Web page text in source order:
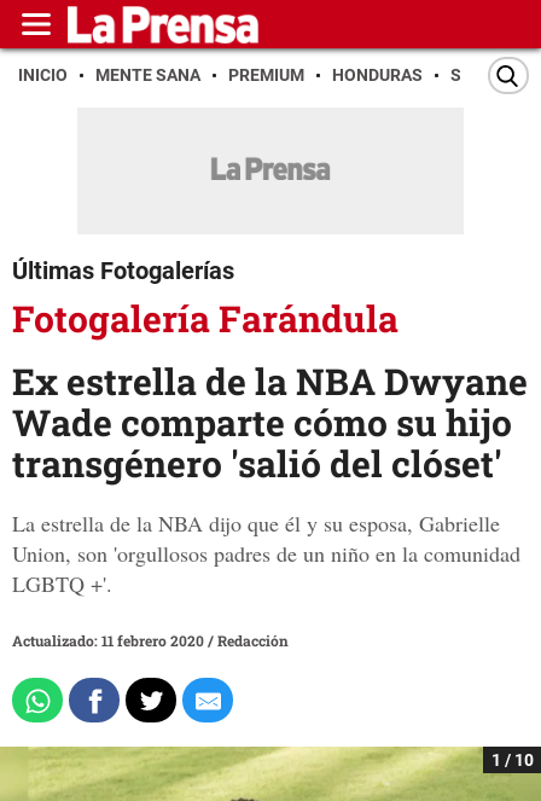
INICIO MENTE SANA PREMIUM HONDURAS SAN PEDRO
Últimas Fotogalerías
Fotogalería Farándula
Ex estrella de la NBA Dwyane
Wade comparte cómo su hijo
transgénero 'salió del clóset'
La estrella de la NBA dijo que él y su esposa, Gabrielle
Union, son 'orgullosos padres de un niño en la comunidad
LGBTQ +'.
Actualizado: 11 febrero 2020/Redacción
1 / 10